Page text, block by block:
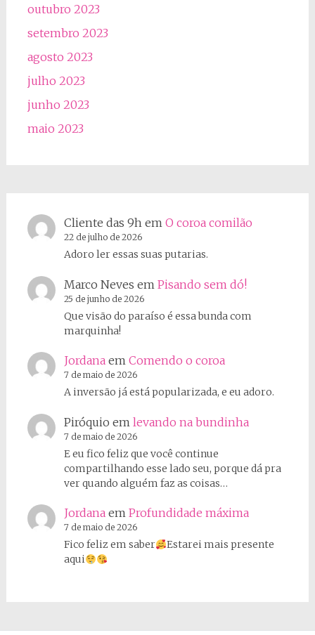
outubro 2023
setembro 2023
agosto 2023
julho 2023
junho 2023
maio 2023
Cliente das 9h em O coroa comilão
22 de julho de 2026
Adoro ler essas suas putarias.
Marco Neves em Pisando sem dó!
25 de junho de 2026
Que visão do paraíso é essa bunda com
marquinha!
Jordanaem Comendo o coroa
7 de maio de 2026
A inversão já está popularizada, e eu adoro.
Piróquio em levando na bundinha
7 de maio de 2026
E eu fico feliz que você continue
compartilhando esse lado seu, porque dá pra
ver quando alguém faz as coisas…
Jordanaem Profundidade máxima
7 de maio de 2026
Fico feliz em saber
Estarei mais presente
aqui